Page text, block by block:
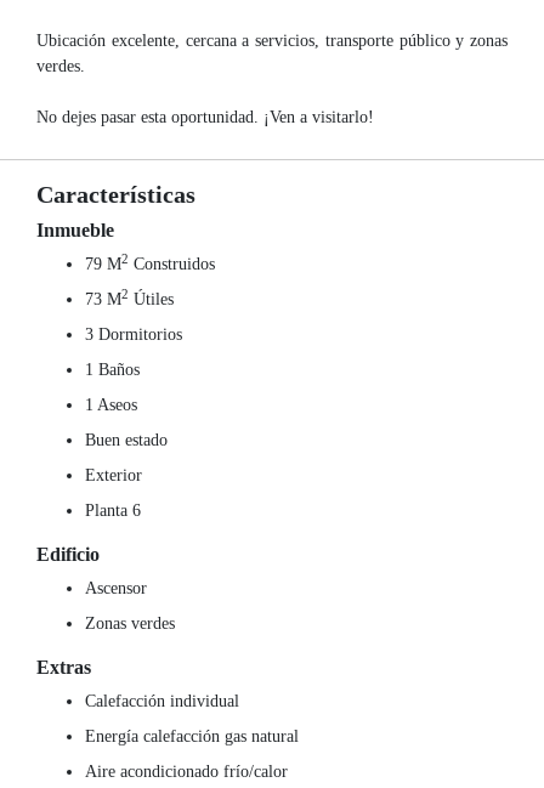
Ubicación excelente, cercana a servicios, transporte público y zonas
verdes.
No dejes pasar esta oportunidad. ¡Ven a visitarlo!
Características
Inmueble
79 M2 Construidos
73 M2 Útiles
3 Dormitorios
1 Baños
1 Aseos
Buen estado
Exterior
Planta 6
Edificio
Ascensor
Zonas verdes
Extras
Calefacción individual
Energía calefacción gas natural
Aire acondicionado frío/calor